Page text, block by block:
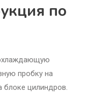
по
пробку на
блоке цилиндров.